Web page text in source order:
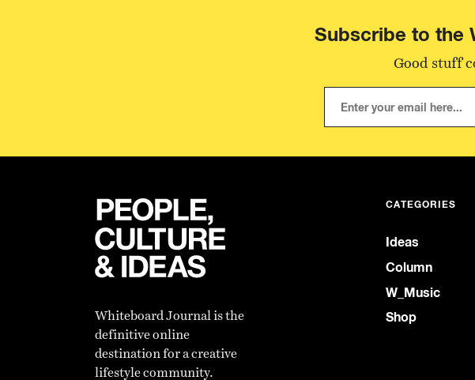
Subscribe to the
Good stuff
Whiteboard Journal is the
definitive online
destination for a creative
lifestyle community.
CATEGORIES
Ideas
Column
W_Music
Shop